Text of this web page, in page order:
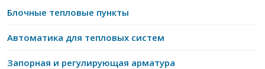
Блочные тепловые пункты
Автоматика для тепловых систем
Запорная и регулирующая арматура